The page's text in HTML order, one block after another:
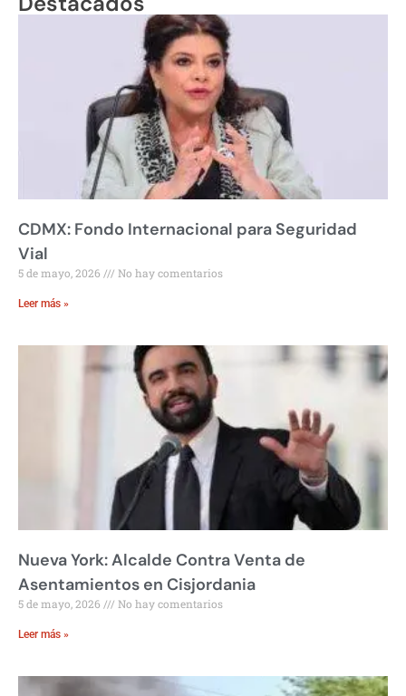
CDMX: Fondo Internacional para Seguridad
Vial
5 de mayo, 2026 No hay comentarios
Leer más »
Nueva York: Alcalde Contra Venta de
Asentamientos en Cisjordania
5 de mayo, 2026 No hay comentarios
Leer más »